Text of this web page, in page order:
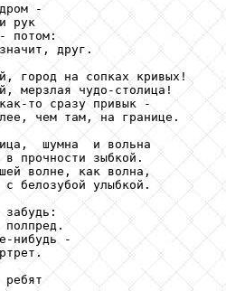
-
рук
потом:
друг.
город на сопках кривых!
мерзлая чудо-столица!
то сразу привык -
чем там, на границе.
шумна  и вольна
прочности зыбкой.
волне, как волна,
белозубой улыбкой.
нибудь -